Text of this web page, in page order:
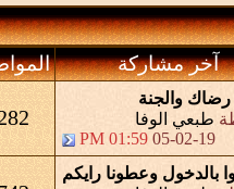
آخر مشاركة
رضاك والجنة
طبعي الوفا
05-02-19
01:59 PM
بالدخول وعطونا رايكم